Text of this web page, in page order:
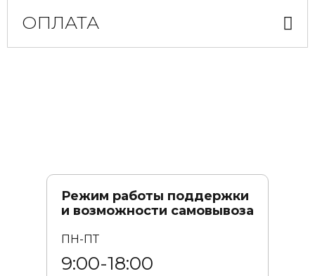
ОПЛАТА
Режим работы поддержки
и возможности самовывоза
ПН-ПТ
9:00-18:00